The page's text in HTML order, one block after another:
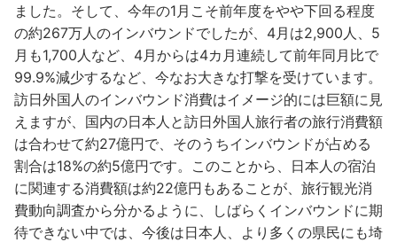
ました。そして、今年の1月こそ前年度をやや下回る程度
の約267万人のインバウンドでしたが、4月は2,900人、5
月も1,700人など、4月からは4カ月連続して前年同月比で
99.9%減少するなど、今なお大きな打撃を受けています。
訪日外国人のインバウンド消費はイメージ的には巨額に見
えますが、国内の日本人と訪日外国人旅行者の旅行消費額
は合わせて約27億円で、そのうちインバウンドが占める
割合は18%の約5億円です。このことから、日本人の宿泊
に関連する消費額は約22億円もあることが、旅行観光消
費動向調査から分かるように、しばらくインバウンドに期
待できない中では、今後は日本人、より多くの県民にも埼